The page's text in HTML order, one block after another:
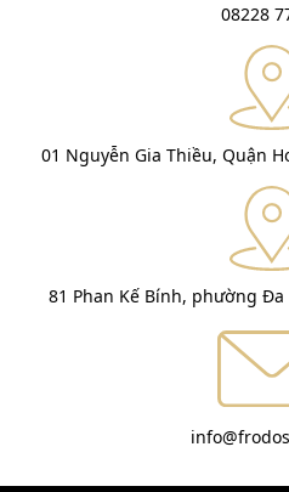
08228
01 Nguyễn Gia Thiều, Quận
81 Phan Kế Bính, phường